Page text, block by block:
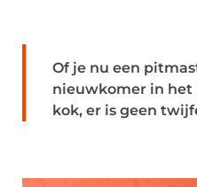
Of je nu een
nieuwkomer in het
kok, er is geen